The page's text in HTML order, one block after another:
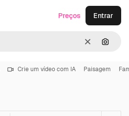
Limpar
Preços Entrar
Crie um vídeo com IA Paisagem